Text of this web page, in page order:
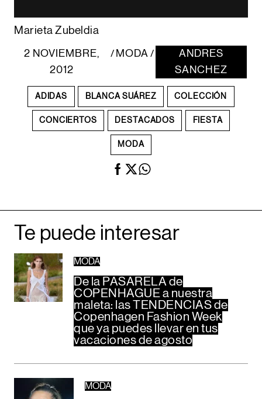
Marieta Zubeldia
2 NOVIEMBRE,
2012
/ MODA /
ANDRES
SANCHEZ
ADIDAS BLANCA SUÁREZ COLECCIÓN
CONCIERTOS DESTACADOS FIESTA
MODA
Te puede interesar
MODA
De la PASARELA de
COPENHAGUE a nuestra
maleta: las TENDENCIAS de
Copenhagen Fashion Week
que ya puedes llevar en tus
vacaciones de agosto
MODA